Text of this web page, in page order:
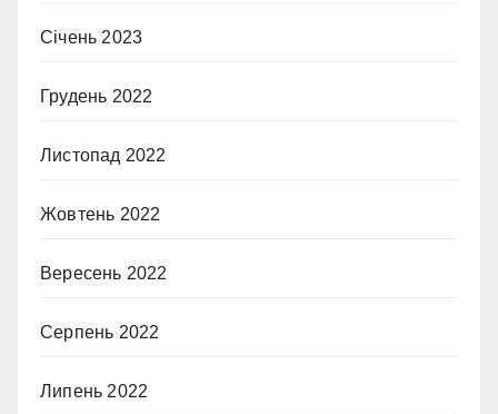
Січень 2023
Грудень 2022
Листопад 2022
Жовтень 2022
Вересень 2022
Серпень 2022
Липень 2022